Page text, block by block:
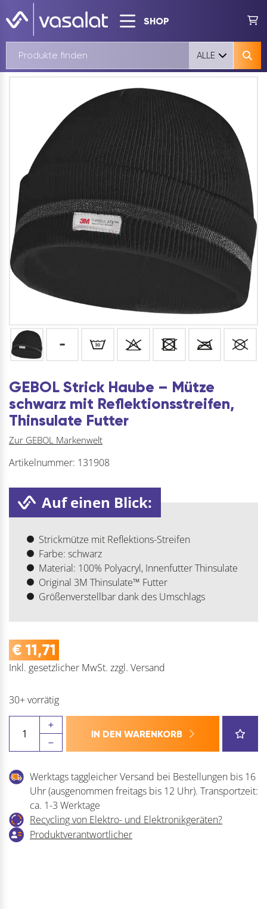
SHOP
ALLE
GEBOL Strick Haube – Mütze
schwarz mit Reflektionsstreifen,
Thinsulate Futter
Zur GEBOL Markenwelt
Artikelnummer: 131908
Auf einen Blick:
Strickmütze mit Reflektions-Streifen
Farbe: schwarz
Material: 100% Polyacryl, Innenfutter Thinsulate
Original 3M Thinsulate™ Futter
Größenverstellbar dank des Umschlags
€ 11,71
Inkl. gesetzlicher MwSt. zzgl. Versand
30+ vorrätig
Strick
Haube
Mütze
schwarz
Reflektionsstreifen,
Thinsulate
IN DEN WARENKORB
Werktags taggleicher Versand bei Bestellungen bis 16
Uhr (ausgenommen freitags bis 12 Uhr). Transportzeit:
ca. 1-3 Werktage
Recycling von Elektro- und Elektronikgeräten?
Produktverantwortlicher